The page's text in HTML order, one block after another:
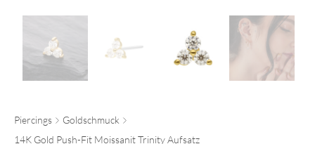
Piercings
Goldschmuck
14K Gold Push-Fit Moissanit Trinity Aufsatz